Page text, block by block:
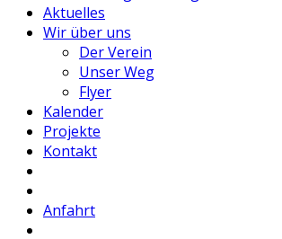
Aktuelles
Wir über uns
Der Verein
Unser Weg
Flyer
Kalender
Projekte
Kontakt
Anfahrt